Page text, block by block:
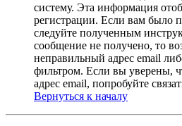
систему. Эта информация
регистрации. Если вам было
следуйте полученным
сообщение не получено, то
неправильный адрес email
фильтром. Если вы уверены,
адрес email, попробуйте
Вернуться к началу